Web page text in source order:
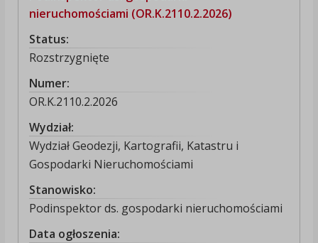
nieruchomościami (OR.K.2110.2.2026)
Status:
Rozstrzygnięte
Numer:
OR.K.2110.2.2026
Wydział:
Wydział Geodezji, Kartografii, Katastru i
Gospodarki Nieruchomościami
Stanowisko:
Podinspektor ds. gospodarki nieruchomościami
Data ogłoszenia: